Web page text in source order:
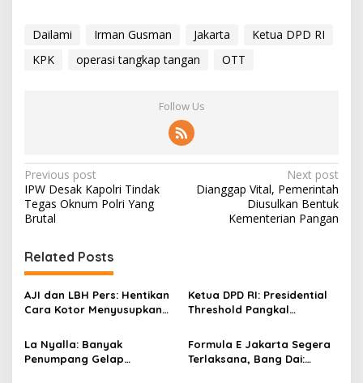
Dailami Irman Gusman Jakarta
Ketua DPD RI
KPK
operasi tangkap tangan OTT
Follow Us
P
o
s
t
n
a
v
i
g
Previous post
IPW Desak Kapolri Tindak
Tegas Oknum Polri Yang
Brutal
Next post
Dianggap Vital, Pemerintah
Diusulkan Bentuk
Kementerian Pangan
Related Posts
AJI dan LBH Pers: Hentikan
Cara Kotor Menyusupkan
Ketua DPD RI: Presidential
Threshold Pangkal
La Nyalla: Banyak
Penumpang Gelap
Formula E Jakarta Segera
Terlaksana, Bang Dai: